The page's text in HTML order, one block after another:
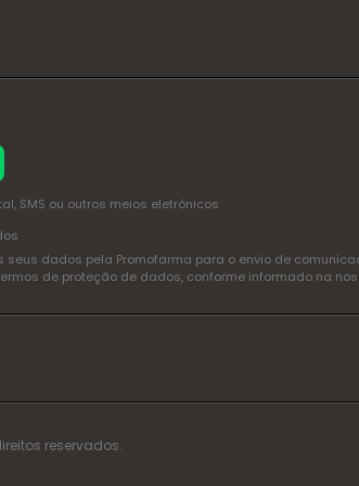
SMS ou outros meios eletrónicos
dados pela Promofarma para o envio de
de proteção de dados, conforme informado na
reservados.